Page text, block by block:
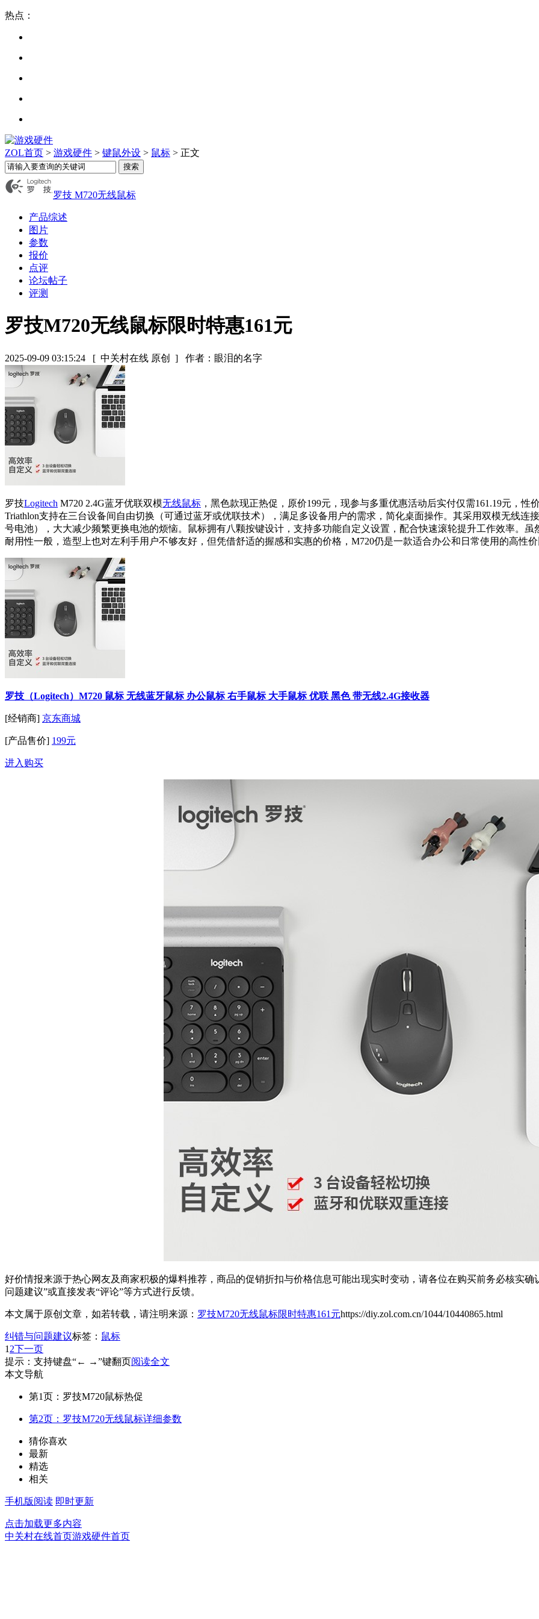
热点：
ZOL首页 > 游戏硬件 > 键鼠外设 > 鼠标 > 正文
罗技 M720无线鼠标
产品综述
图片
参数
报价
点评
论坛帖子
评测
罗技M720无线鼠标限时特惠161元
2025-09-09 03:15:24 [ 中关村在线 原创 ] 作者：眼泪的名字
罗技Logitech M720 2.4G蓝牙优联双模无线鼠标 ，黑色款现正热促，原价199元，现参与多重优惠活动后实付仅需161.19元，
Triathlon支持在三台设备间自由切换（可通过蓝牙或优联技术），满足多设备用户的需求，简化桌面操作。其采用双模无线连
号电池），大大减少频繁更换电池的烦恼。鼠标拥有八颗按键设计，支持多功能自定义设置，配合快速滚轮提升工作效率。
耐用性一般，造型上也对左利手用户不够友好，但凭借舒适的握感和实惠的价格，M720仍是一款适合办公和日常使用的高性
罗技（Logitech）M720 鼠标 无线蓝牙鼠标 办公鼠标 右手鼠标 大手鼠标 优联 黑色 带无线2.4G接收器
[经销商] 京东商城
[产品售价] 199元
进入购买
好价情报来源于热心网友及商家积极的爆料推荐，商品的促销折扣与价格信息可能出现实时变动，请各位在购买前务必核实
问题建议”或直接发表“评论”等方式进行反馈。
本文属于原创文章，如若转载，请注明来源： 罗技M720无线鼠标限时特惠161元https://diy.zol.com.cn/1044/10440865.html
纠错与问题建议标签： 鼠标
1 2下一页
提示：支持键盘“← →”键翻页阅读全文
本文导航
第1页：罗技M720鼠标热促
第2页：罗技M720无线鼠标详细参数
猜你喜欢
最新
精选
相关
手机版阅读 即时更新
点击加载更多内容
中关村在线首页游戏硬件首页